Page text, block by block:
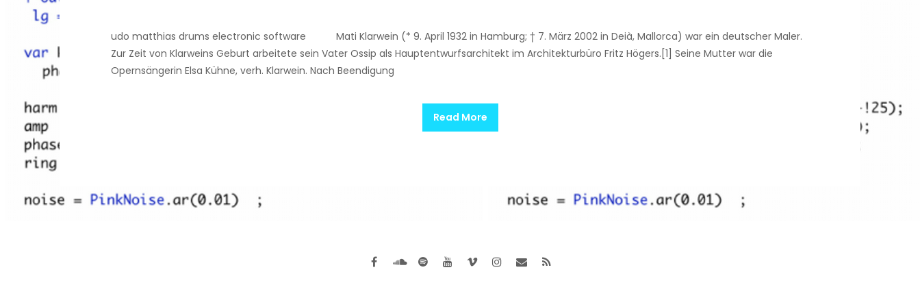
udo matthias drums electronic software Mati Klarwein (* 9. April 1932 in Hamburg; † 7. März 2002 in Deià, Mallorca) war ein deutscher Maler.
Zur Zeit von Klarweins Geburt arbeitete sein Vater Ossip als Hauptentwurfsarchitekt im Architekturbüro Fritz Högers.[1] Seine Mutter war die
Opernsängerin Elsa Kühne, verh. Klarwein. Nach Beendigung
Read More